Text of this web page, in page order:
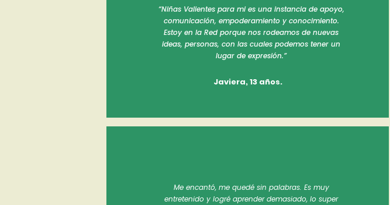
“Niñas Valientes para mi es una instancia de apoyo,
comunicación, empoderamiento y conocimiento.
Estoy en la Red porque nos rodeamos de nuevas
ideas, personas, con las cuales podemos tener un
lugar de expresión.”
Javiera, 13 años.
Me encantó, me quedé sin palabras. Es muy
entretenido y logré aprender demasiado, lo super